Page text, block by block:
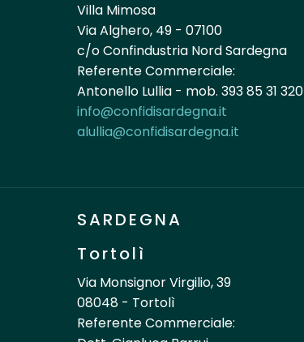
Villa Mimosa
Via Alghero, 49 - 07100
c/o Confindustria Nord Sardegna
Referente Commerciale:
Antonello Lullia - mob. 393 85 31 320
info@confidisardegna.it
alullia@confidisardegna.it
SARDEGNA
Tortolì
Via Monsignor Virgilio, 39
08048 - Tortolì
Referente Commerciale: